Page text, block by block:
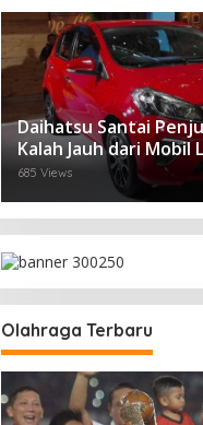
Daihatsu Santai
Kalah Jauh dari Mobil
685 Views
Olahraga Terbaru